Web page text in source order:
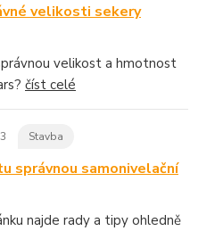
velikosti sekery
velikost a hmotnost
číst celé
Stavba
správnou samonivelační
najde rady a tipy ohledně